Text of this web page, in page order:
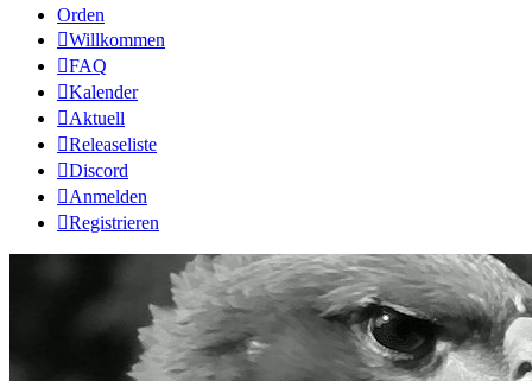
Orden
Willkommen
FAQ
Kalender
Aktuell
Releaseliste
Discord
Anmelden
Registrieren